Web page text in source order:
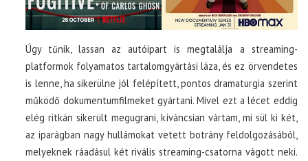
Úgy tűnik, lassan az autóipart is megtalálja a streaming-
platformok folyamatos tartalomgyártási láza, és ez örvendetes
is lenne, ha sikerülne jól felépített, pontos dramaturgia szerint
működő dokumentumfilmeket gyártani. Mivel ezt a lécet eddig
elég ritkán sikerült megugrani, kíváncsian vártam, mi sül ki két,
az iparágban nagy hullámokat vetett botrány feldolgozásából,
melyeknek ráadásul két rivális streaming-csatorna vágott neki.